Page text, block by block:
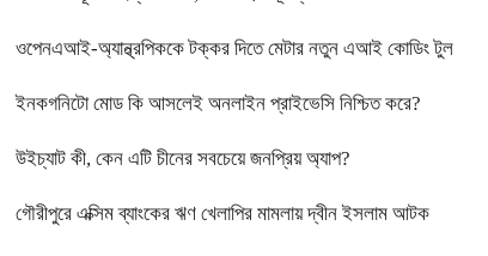
ওপেনএআই-অ্যান্থ্রপিককে টক্কর দিতে মেটার নতুন এআই কোডিং টুল
ইনকগনিটো মোড কি আসলেই অনলাইন প্রাইভেসি নিশ্চিত করে?
উইচ্যাট কী, কেন এটি চীনের সবচেয়ে জনপ্রিয় অ্যাপ?
গৌরীপুরে এক্সিম ব্যাংকের ঋণ খেলাপির মামলায় দ্বীন ইসলাম আটক